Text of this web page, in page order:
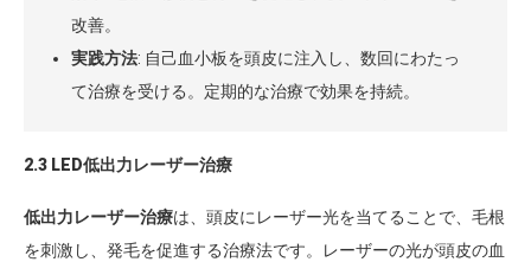
改善。
実践方法: 自己血小板を頭皮に注入し、数回にわたっ
て治療を受ける。定期的な治療で効果を持続。
2.3 LED低出力レーザー治療
低出力レーザー治療は、頭皮にレーザー光を当てることで、毛根
を刺激し、発毛を促進する治療法です。レーザーの光が頭皮の血